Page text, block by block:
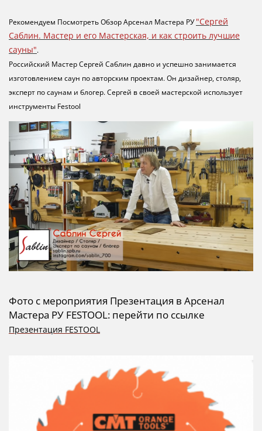
Рекомендуем Посмотреть Обзор Арсенал Мастера РУ "Сергей
Саблин. Мастер и его Мастерская, и как строить лучшие
сауны".
Российский Мастер Сергей Саблин давно и успешно занимается
изготовлением саун по авторским проектам. Он дизайнер, столяр,
эксперт по саунам и блогер. Сергей в своей мастерской использует
инструменты Festool
Фото с мероприятия Презентация в Арсенал
Мастера РУ FESTOOL: перейти по ссылке
Презентация FESTOOL